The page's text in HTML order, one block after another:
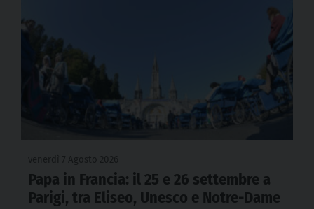
Papa in Francia: il 25 e 26 settembre a
Parigi, tra Eliseo, Unesco e Notre-Dame